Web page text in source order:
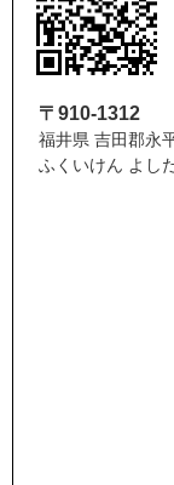
〒910-1312
福井県 吉田郡永
ふくいけん よし